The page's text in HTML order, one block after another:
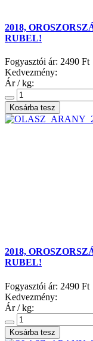
2018,
RUBEL!
Fogyasztói ár: 2490 Ft
Kedvezmény:
Ár / kg:
2018,
RUBEL!
Fogyasztói ár: 2490 Ft
Kedvezmény:
Ár / kg: